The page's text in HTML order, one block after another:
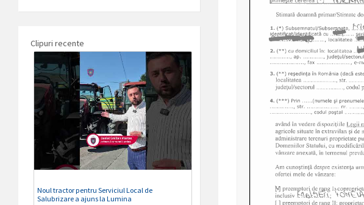
Clipuri recente
Noul tractor pentru Serviciul Local de
Salubrizare a ajuns la Lumina